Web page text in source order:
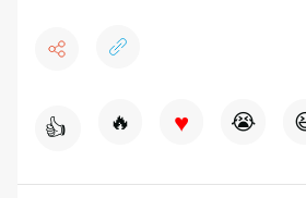
👍 🔥 ♥ 😭